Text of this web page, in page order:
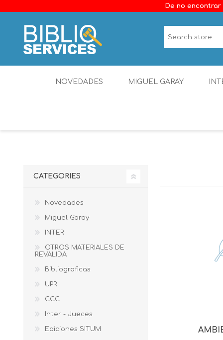
De no
NOVEDADES MIGUEL GARAY
CATEGORIES
Novedades
Miguel Garay
INTER
OTROS MATERIALES DE
REVALIDA
Bibliograficas
UPR
CCC
Inter - Jueces
Ediciones SITUM